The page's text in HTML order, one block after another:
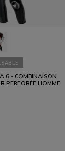
6 - COMBINAISON
PERFORÉE HOMME